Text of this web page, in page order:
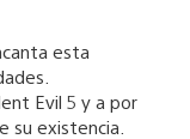
esta
Evil 5 y a por
su existencia.